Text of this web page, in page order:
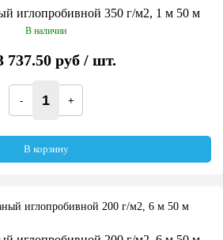
иглопробивной 350 г/м2, 1 м 50 м
В наличии
737.50 руб/ шт.
В корзину